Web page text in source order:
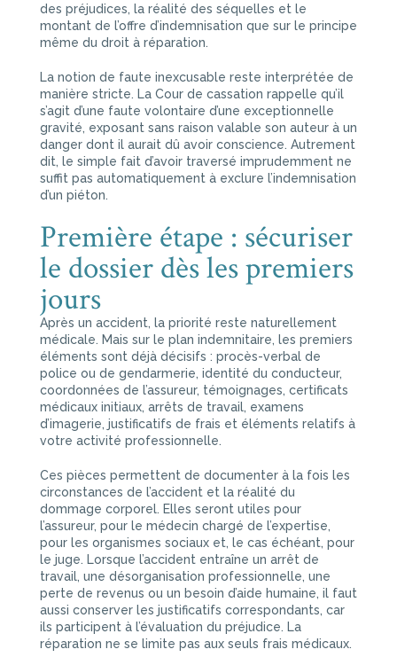
des préjudices, la réalité des séquelles et le
montant de l’offre d’indemnisation que sur le principe
même du droit à réparation.
La notion de faute inexcusable reste interprétée de
manière stricte. La Cour de cassation rappelle qu’il
s’agit d’une faute volontaire d’une exceptionnelle
gravité, exposant sans raison valable son auteur à un
danger dont il aurait dû avoir conscience. Autrement
dit, le simple fait d’avoir traversé imprudemment ne
suffit pas automatiquement à exclure l’indemnisation
d’un piéton.
Première étape : sécuriser
le dossier dès les premiers
jours
Après un accident, la priorité reste naturellement
médicale. Mais sur le plan indemnitaire, les premiers
éléments sont déjà décisifs : procès-verbal de
police ou de gendarmerie, identité du conducteur,
coordonnées de l’assureur, témoignages, certificats
médicaux initiaux, arrêts de travail, examens
d’imagerie, justificatifs de frais et éléments relatifs à
votre activité professionnelle.
Ces pièces permettent de documenter à la fois les
circonstances de l’accident et la réalité du
dommage corporel. Elles seront utiles pour
l’assureur, pour le médecin chargé de l’expertise,
pour les organismes sociaux et, le cas échéant, pour
le juge. Lorsque l’accident entraîne un arrêt de
travail, une désorganisation professionnelle, une
perte de revenus ou un besoin d’aide humaine, il faut
aussi conserver les justificatifs correspondants, car
ils participent à l’évaluation du préjudice. La
réparation ne se limite pas aux seuls frais médicaux.